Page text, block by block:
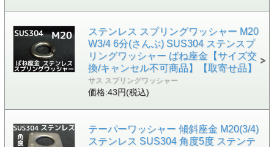
ステンレス スプリングワッシャー M20
W3/4 6分(さんぶ) SUS304 ステンスプ
リングワッシャー ばね座金【サイズ交
換/キャンセル不可商品】【取寄せ品】
サス スプリングワッシャー
価格:43円(税込)
テーパーワッシャー 傾斜座金 M20(3/4)
ステンレス SUS304 角度5度 ステンテ